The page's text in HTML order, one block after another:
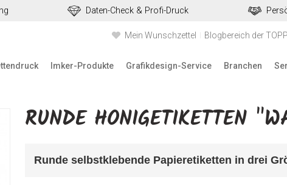
Daten-Check & Profi-Druck
Mein Wunschzettel Blogbereich der
Imker-Produkte Grafikdesign-Service Branchen
RUNDE HONIGETIKETTEN
Runde selbstklebende Papieretiketten in drei